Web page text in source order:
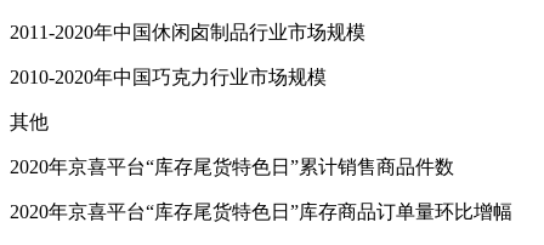
2011-2020年中国休闲卤制品行业市场规模
2010-2020年中国巧克力行业市场规模
其他
2020年京喜平台“库存尾货特色日”累计销售商品件数
2020年京喜平台“库存尾货特色日”库存商品订单量环比增幅